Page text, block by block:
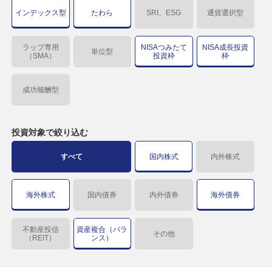
インデックス型 たわら SRI、ESG 通貨選択型
ラップ専用
（SMA）
単位型
NISAつみたて
投資枠
NISA成長投資
枠
成功報酬型
投資対象で絞り込む
すべて 国内株式 内外株式
海外株式 国内債券 内外債券 海外債券
不動産投信
（REIT）
資産複合（バラ
ンス）
その他